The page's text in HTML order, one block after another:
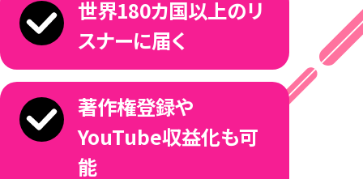
世界180カ国以上のリ
スナーに届く
著作権登録や
YouTube収益化も可
能
9
0
す。
※「ArtistSpike」は、キュレーターの判断によりサポートの
内容を設定させていただきます。
「ArtistSpike」が提供するサポート
・楽曲のプレイリストインなどを後押しするサブ
ミット機能の利用